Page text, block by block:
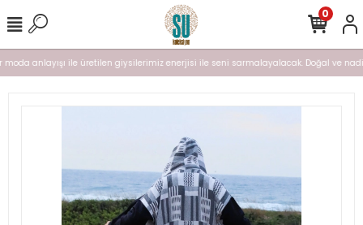
moda anlayışı ile üretilen giysilerimiz enerjisi ile seni sarmalayalacak. Doğal ve
0